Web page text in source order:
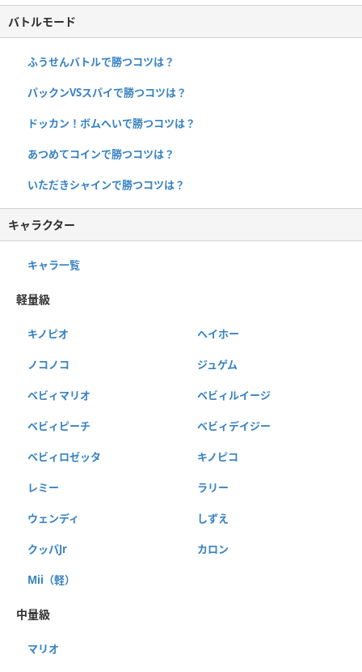
バトルモード
ふうせんバトルで勝つコツは？
パックンVSスパイで勝つコツは？
ドッカン！ボムへいで勝つコツは？
あつめてコインで勝つコツは？
いただきシャインで勝つコツは？
キャラクター
キャラ一覧
軽量級
キノピオ ヘイホー
ノコノコ ジュゲム
ベビィマリオ ベビィルイージ
ベビィピーチ ベビィデイジー
ベビィロゼッタ キノピコ
レミー ラリー
ウェンディ しずえ
クッパJr カロン
Mii（軽）
中量級
マリオ